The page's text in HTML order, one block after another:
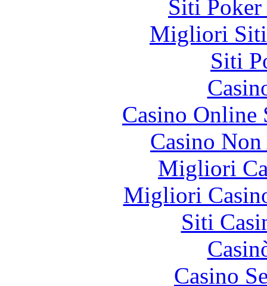
Siti
Migliori Siti
Siti
Casino
Casino
Migliori
Migliori
Siti
Casino